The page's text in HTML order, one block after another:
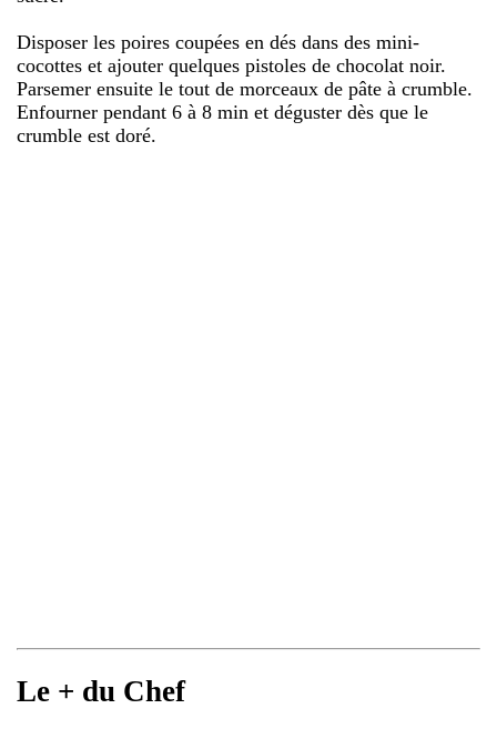
Disposer les poires coupées en dés dans des mini-
cocottes et ajouter quelques pistoles de chocolat noir.
Parsemer ensuite le tout de morceaux de pâte à crumble.
Enfourner pendant 6 à 8 min et déguster dès que le
crumble est doré.
Le + du Chef